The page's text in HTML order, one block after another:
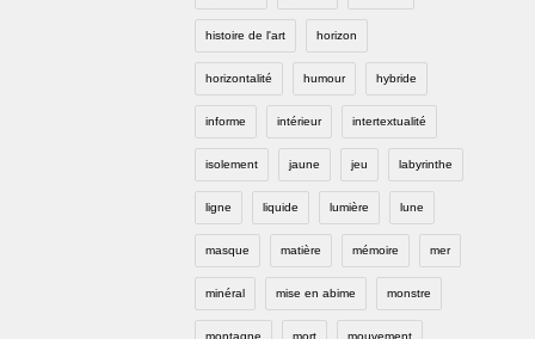
histoire de l'art horizon
horizontalité humour hybride
informe intérieur intertextualité
isolement jaune jeu labyrinthe
ligne liquide lumière lune
masque matière mémoire mer
minéral mise en abime monstre
montagne mort mouvement